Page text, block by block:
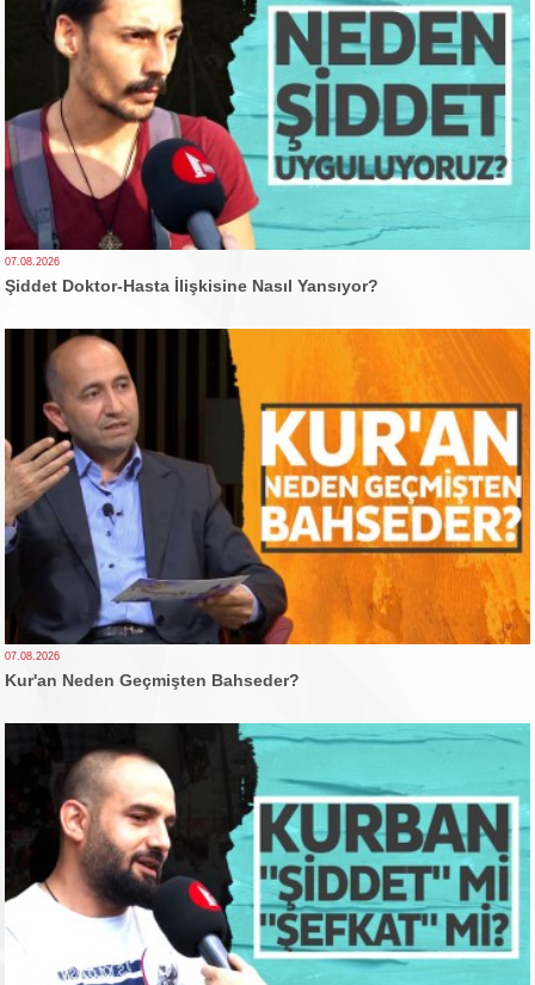
07.08.2026
Şiddet Doktor-Hasta İlişkisine Nasıl Yansıyor?
07.08.2026
Kur'an Neden Geçmişten Bahseder?